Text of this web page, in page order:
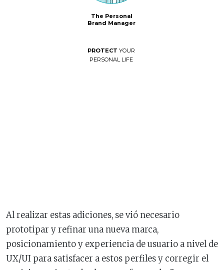
The Personal
Brand Manager
PROTECT YOUR
PERSONAL LIFE
Al realizar estas adiciones, se vió necesario
prototipar y refinar una nueva marca,
posicionamiento y experiencia de usuario a nivel de
UX/UI para satisfacer a estos perfiles y corregir el